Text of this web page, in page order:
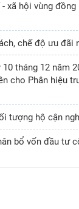
hội vùng
chế độ ưu
tháng 12 năm
cho Phân hiệu
tượng hộ cận
bổ vốn đầu tư